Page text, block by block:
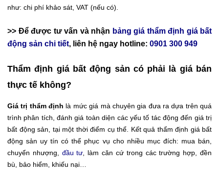
như: chi phí khảo sát, VAT (nếu có).
>> Để được tư vấn và nhận bảng giá thẩm định giá bất
động sản chi tiết, liên hệ ngay hotline: 0901 300 949
Thẩm định giá bất động sản có phải là giá bán
thực tế không?
Giá trị thẩm định là mức giá mà chuyên gia đưa ra dựa trên quá
trình phân tích, đánh giá toàn diện các yếu tố tác động đến giá trị
bất động sản, tại một thời điểm cụ thể. Kết quả thẩm định giá bất
động sản uy tín có thể phục vụ cho nhiều mục đích: mua bán,
chuyển nhượng, đầu tư , làm căn cứ trong các trường hợp, đền
bù, bảo hiểm, khiếu nại…